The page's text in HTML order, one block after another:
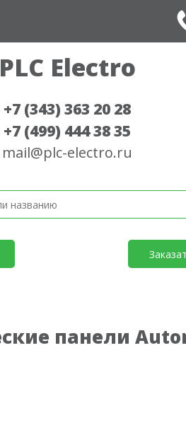
PLC Electro
+7 (343) 363 20 28
+7 (499) 444 38 35
mail@plc-electro.ru
панели